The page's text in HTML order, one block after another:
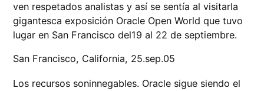
ven respetados analistas y así se sentía al visitarla
gigantesca exposición Oracle Open World que tuvo
lugar en San Francisco del19 al 22 de septiembre.
San Francisco, California, 25.sep.05
Los recursos soninnegables. Oracle sigue siendo el